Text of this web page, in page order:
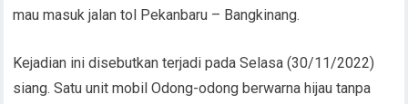
mau masuk jalan tol Pekanbaru – Bangkinang.
Kejadian ini disebutkan terjadi pada Selasa (30/11/2022)
siang. Satu unit mobil Odong-odong berwarna hijau tanpa